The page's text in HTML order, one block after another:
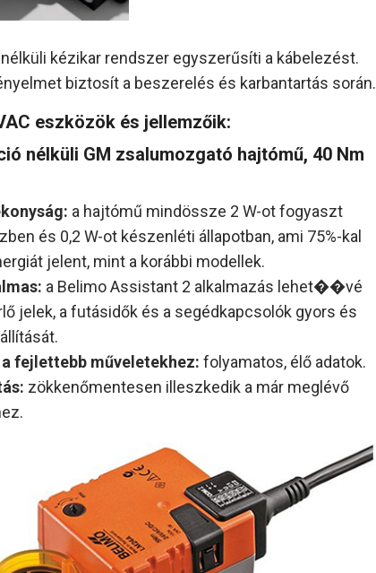
kézikar rendszer egyszerűsíti a kábelezést.
biztosít a beszerelés és karbantartás során.
eszközök és jellemzőik:
nélküli GM zsalumozgató hajtómű, 40 Nm
a hajtómű mindössze 2 W-ot fogyaszt
és 0,2 W-ot készenléti állapotban, ami 75%-kal
jelent, mint a korábbi modellek.
a Belimo Assistant 2 alkalmazás lehet��vé
jelek, a futásidők és a segédkapcsolók gyors és
fejlettebb műveletekhez: folyamatos, élő adatok.
zökkenőmentesen illeszkedik a már meglévő